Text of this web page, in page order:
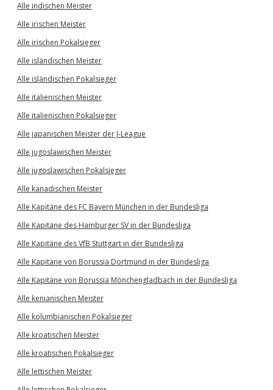
Alle indischen Meister
Alle irischen Meister
Alle irischen Pokalsieger
Alle isländischen Meister
Alle isländischen Pokalsieger
Alle italienischen Meister
Alle italienischen Pokalsieger
Alle japanischen Meister der J-League
Alle jugoslawischen Meister
Alle jugoslawischen Pokalsieger
Alle kanadischen Meister
Alle Kapitäne des FC Bayern München in der Bundesliga
Alle Kapitäne des Hamburger SV in der Bundesliga
Alle Kapitäne des VfB Stuttgart in der Bundesliga
Alle Kapitäne von Borussia Dortmund in der Bundesliga
Alle Kapitäne von Borussia Mönchengladbach in der Bundesliga
Alle kenianischen Meister
Alle kolumbianischen Pokalsieger
Alle kroatischen Meister
Alle kroatischen Pokalsieger
Alle lettischen Meister